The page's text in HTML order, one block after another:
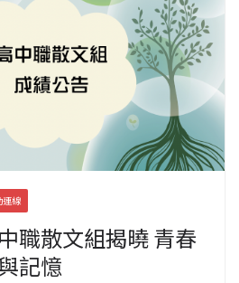
連線
職散文組揭曉 青春
記憶